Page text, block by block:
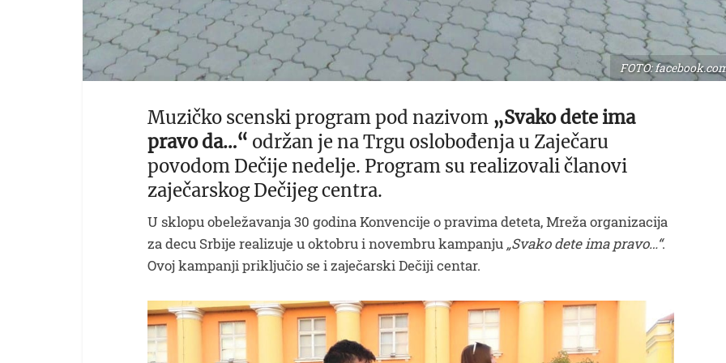
FOTO:
Muzičko scenski program pod nazivom „Svako dete ima
pravo da…“ održan je na Trgu oslobođenja u Zaječaru
povodom Dečije nedelje. Program su realizovali članovi
zaječarskog Dečijeg centra.
U sklopu obeležavanja 30 godina Konvencije o pravima deteta, Mreža organizacija
za decu Srbije realizuje u oktobru i novembru kampanju „Svako dete ima pravo…“.
Ovoj kampanji priključio se i zaječarski Dečiji centar.